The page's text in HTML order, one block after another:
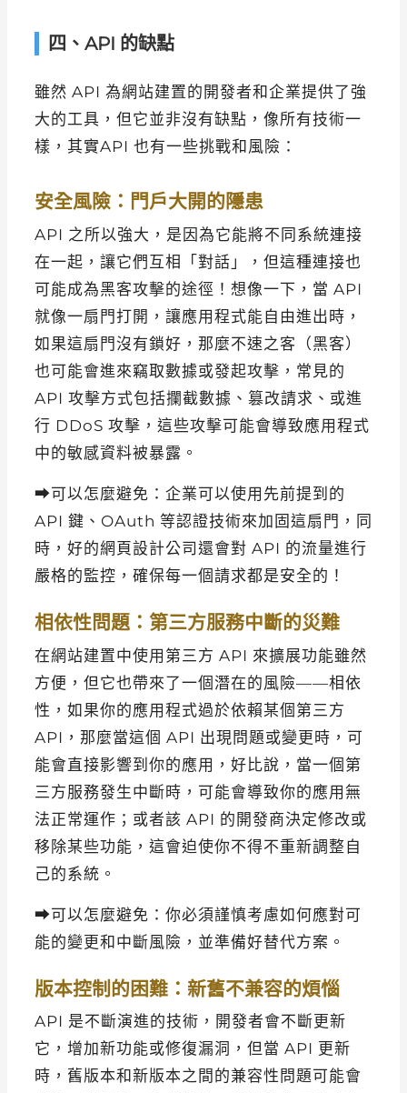
四、API 的缺點
雖然 API 為網站建置的開發者和企業提供了強
大的工具，但它並非沒有缺點，像所有技術一
樣，其實API 也有一些挑戰和風險：
安全風險：門戶大開的隱患
API 之所以強大，是因為它能將不同系統連接
在一起，讓它們互相「對話」，但這種連接也
可能成為黑客攻擊的途徑！想像一下，當 API
就像一扇門打開，讓應用程式能自由進出時，
如果這扇門沒有鎖好，那麼不速之客（黑客）
也可能會進來竊取數據或發起攻擊，常見的
API 攻擊方式包括攔截數據、篡改請求、或進
行 DDoS 攻擊，這些攻擊可能會導致應用程式
中的敏感資料被暴露。
⮕可以怎麼避免：企業可以使用先前提到的
API 鍵、 OAuth 等認證技術來加固這扇門，同
時，好的網頁設計公司 還會對 API 的流量進行
嚴格的監控，確保每一個請求都是安全的！
相依性問題：第三方服務中斷的災難
在網站建置中使用第三方 API 來擴展功能雖然
方便，但它也帶來了一個潛在的風險——相依
性，如果你的應用程式過於依賴某個第三方
API，那麼當這個 API 出現問題或變更時，可
能會直接影響到你的應用，好比說，當一個第
三方服務發生中斷時，可能會導致你的應用無
法正常運作；或者該 API 的開發商決定修改或
移除某些功能，這會迫使你不得不重新調整自
己的系統。
⮕可以怎麼避免：你必須謹慎考慮如何應對可
能的變更和中斷風險，並準備好替代方案。
版本控制的困難：新舊不兼容的煩惱
API 是不斷演進的技術，開發者會不斷更新
它，增加新功能或修復漏洞，但當 API 更新
時，舊版本和新版本之間的兼容性問題可能會